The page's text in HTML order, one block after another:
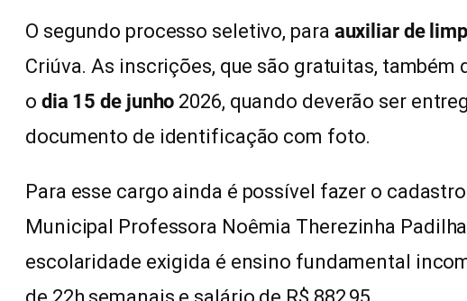
O segundo processo seletivo, para auxiliar de
Criúva. As inscrições, que são gratuitas, também
o dia 15 de junho 2026, quando deverão ser
documento de identificação com foto.
Para esse cargo ainda é possível fazer o
Municipal Professora Noêmia Therezinha
escolaridade exigida é ensino fundamental